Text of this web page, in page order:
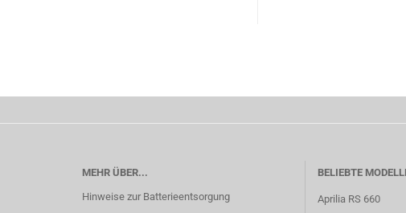
MEHR ÜBER...
Hinweise zur Batterieentsorgung
BELIEBTE
Aprilia RS 660